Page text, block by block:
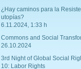
¿Hay caminos para la
utopías?
6.11.2024, 1:33 h
Commons and Social
26.10.2024
3rd Night of Global Social
10: Labor Rights